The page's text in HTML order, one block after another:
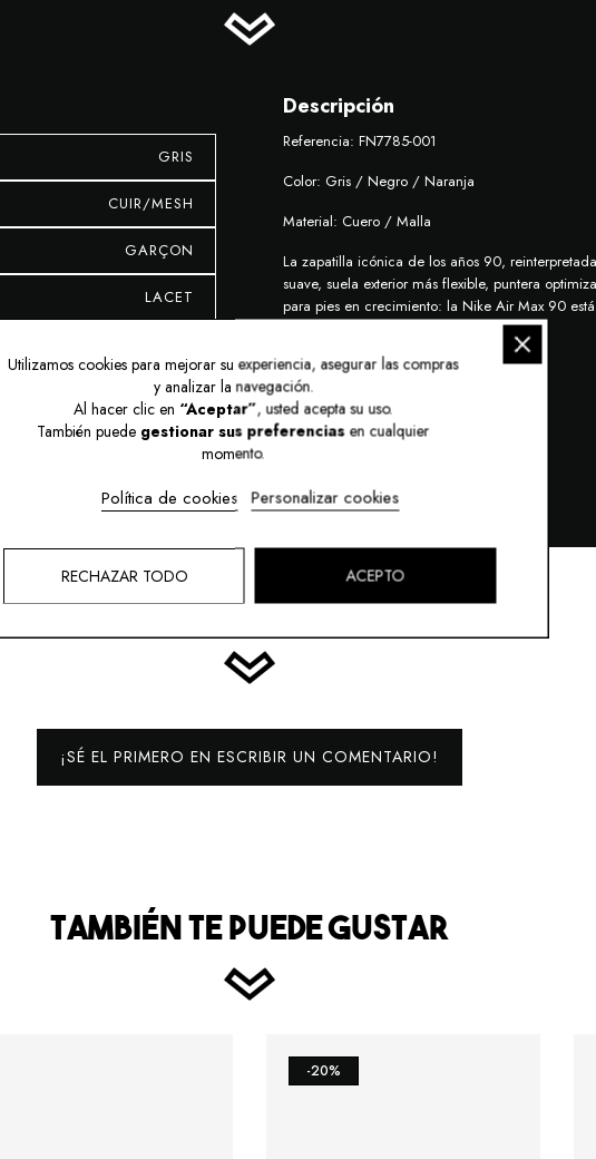
GRIS
CUIR/MESH
GARÇON
LACET
MOYEN
Descripción
Referencia: FN7785-001
Color: Gris / Negro / Naranja
Material: Cuero / Malla
La zapatilla icónica de los años 90,
suave, suela exterior más flexible, puntera
para pies en crecimiento: la Nike Air Max 90
¡SÉ EL PRIMERO EN ESCRIBIR UN COMENTARIO!
TAMBIÉN TE PUEDE GUSTAR
-20%
Utilizamos cookies para mejorar su experiencia, asegurar las compras
y analizar la navegación.
Al hacer clic en “Aceptar”, usted acepta su uso.
También puede gestionar sus preferenciasen cualquier
momento.
Política de cookies Personalizar cookies
RECHAZAR TODO ACEPTO